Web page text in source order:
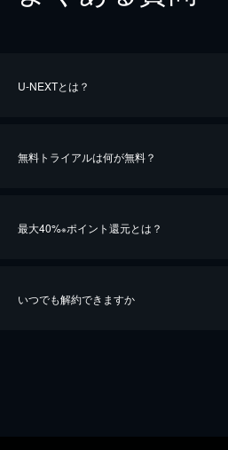
U-NEXTとは？
無料トライアルは何が無料？
最大40%※ポイント還元とは？
いつでも解約できますか